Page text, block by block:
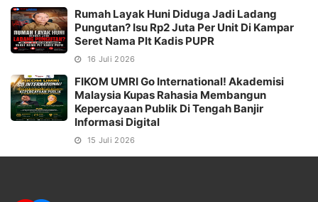
Rumah Layak Huni Diduga Jadi Ladang
Pungutan? Isu Rp2 Juta Per Unit Di Kampar
Seret Nama Plt Kadis PUPR
16 Juli 2026
FIKOM UMRI Go International! Akademisi
Malaysia Kupas Rahasia Membangun
Kepercayaan Publik Di Tengah Banjir
Informasi Digital
15 Juli 2026